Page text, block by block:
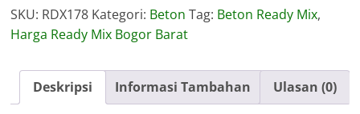
Mix
Bogor
SKU: RDX178 Kategori: Beton Tag: Beton Ready Mix,
Harga Ready Mix Bogor Barat
Deskripsi Informasi Tambahan Ulasan (0)